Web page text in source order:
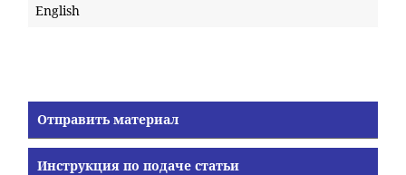
English
Отправить материал
Инструкция по подаче статьи